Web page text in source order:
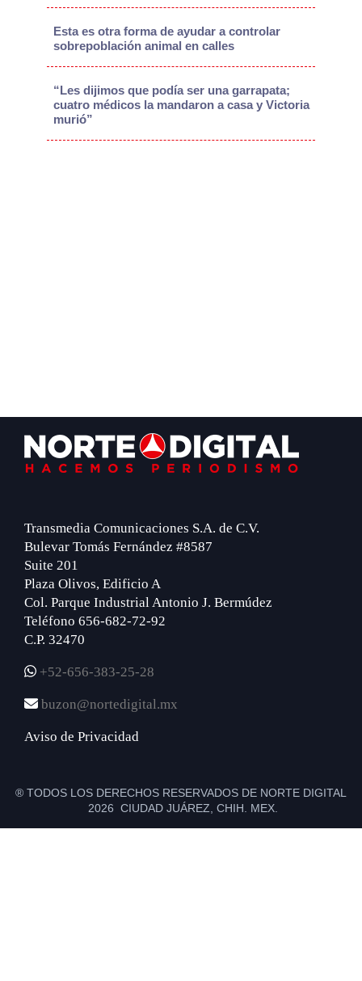
Esta es otra forma de ayudar a controlar
sobrepoblación animal en calles
“Les dijimos que podía ser una garrapata;
cuatro médicos la mandaron a casa y Victoria
murió”
Footer
Transmedia Comunicaciones S.A. de C.V.
Bulevar Tomás Fernández #8587
Suite 201
Plaza Olivos, Edificio A
Col. Parque Industrial Antonio J. Bermúdez
Teléfono 656-682-72-92
C.P. 32470
+52-656-383-25-28
buzon@nortedigital.mx
Aviso de Privacidad
® TODOS LOS DERECHOS RESERVADOS DE NORTE DIGITAL
2026 CIUDAD JUÁREZ, CHIH. MEX.